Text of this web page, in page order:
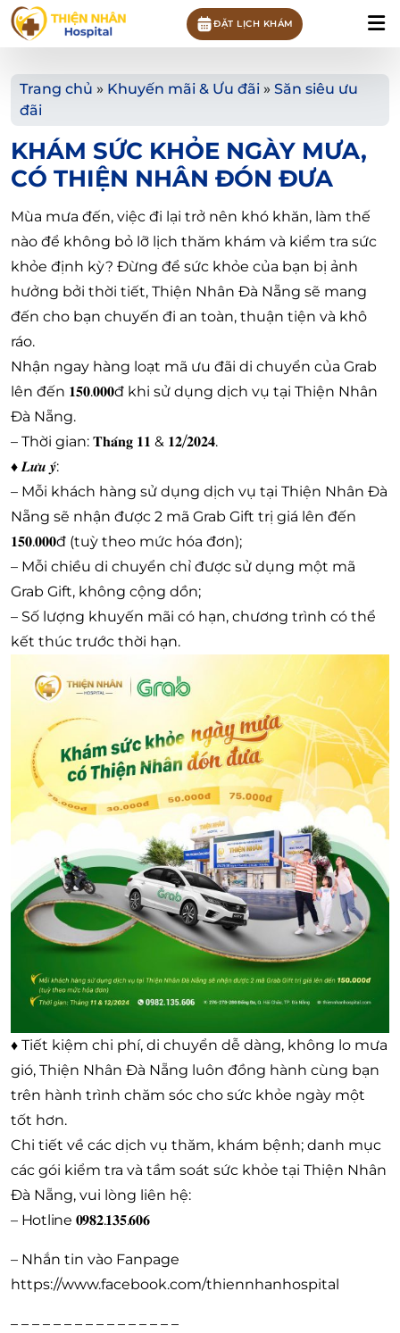
ĐẶT LỊCH KHÁM
Trang chủ » Khuyến mãi & Ưu đãi » Săn siêu ưu
đãi
KHÁM SỨC KHỎE NGÀY MƯA,
CÓ THIỆN NHÂN ĐÓN ĐƯA
Mùa mưa đến, việc đi lại trở nên khó khăn, làm thế
nào để không bỏ lỡ lịch thăm khám và kiểm tra sức
khỏe định kỳ? Đừng để sức khỏe của bạn bị ảnh
hưởng bởi thời tiết, Thiện Nhân Đà Nẵng sẽ mang
đến cho bạn chuyến đi an toàn, thuận tiện và khô
ráo.
Nhận ngay hàng loạt mã ưu đãi di chuyển của Grab
lên đến 𝟏𝟓𝟎.𝟎𝟎𝟎đ khi sử dụng dịch vụ tại Thiện Nhân
Đà Nẵng.
– Thời gian: 𝐓𝐡𝐚́𝐧𝐠 𝟏𝟏 & 𝟏𝟐/𝟐𝟎𝟐𝟒.
♦ 𝑳𝒖̛𝒖 𝒚́:
– Mỗi khách hàng sử dụng dịch vụ tại Thiện Nhân Đà
Nẵng sẽ nhận được 2 mã Grab Gift trị giá lên đến
𝟏𝟓𝟎.𝟎𝟎𝟎đ (tuỳ theo mức hóa đơn);
– Mỗi chiều di chuyển chỉ được sử dụng một mã
Grab Gift, không cộng dồn;
– Số lượng khuyến mãi có hạn, chương trình có thể
kết thúc trước thời hạn.
♦ Tiết kiệm chi phí, di chuyển dễ dàng, không lo mưa
gió, Thiện Nhân Đà Nẵng luôn đồng hành cùng bạn
trên hành trình chăm sóc cho sức khỏe ngày một
tốt hơn.
Chi tiết về các dịch vụ thăm, khám bệnh; danh mục
các gói kiểm tra và tầm soát sức khỏe tại Thiện Nhân
Đà Nẵng, vui lòng liên hệ:
– Hotline 𝟎𝟗𝟖𝟐.𝟏𝟑𝟓.𝟔𝟎𝟔
– Nhắn tin vào Fanpage
https://www.facebook.com/thiennhanhospital
– – – – – – – – – – – – – – – –